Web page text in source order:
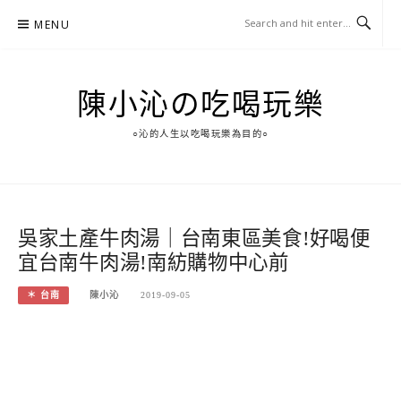
MENU
陳小沁の吃喝玩樂
○沁的人生以吃喝玩樂為目的○
吳家土產牛肉湯｜台南東區美食!好喝便
宜台南牛肉湯!南紡購物中心前
＊ 台南 陳小沁 2019-09-05